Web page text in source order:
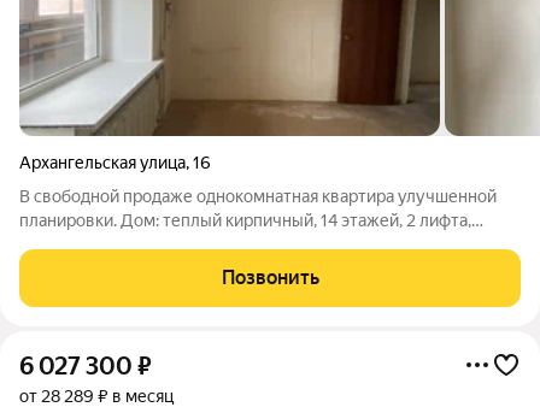
Архангельская улица,16
В свободной продаже однокомнатная квартира улучшенной
планировки. Дом: теплый кирпичный, 14 этажей, 2 лифта,
дома. Особенности расположения: дому у большого озера
Сортировочное - оборудованный
Позвонить
6 027 300 ₽
от 28 289 ₽ в месяц